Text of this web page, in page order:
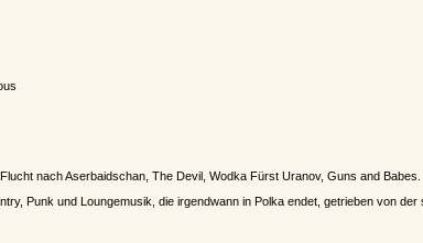
nach Aserbaidschan, The Devil, Wodka Fürst Uranov, Guns and Babes.
Punk und Loungemusik, die irgendwann in Polka endet, getrieben von